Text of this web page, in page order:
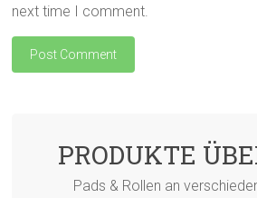
next time I comment.
PRODUKTE
Pads & Rollen an